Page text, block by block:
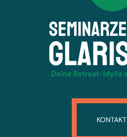
KONTAKT